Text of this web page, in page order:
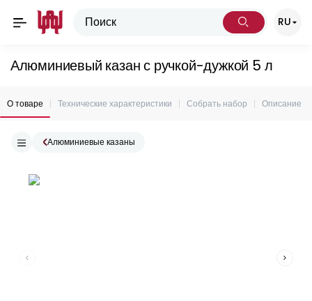
RU
Алюминиевый казан с ручкой-дужкой 5 л
О товаре Технические характеристики Собрать набор Описание
Алюминиевые казаны